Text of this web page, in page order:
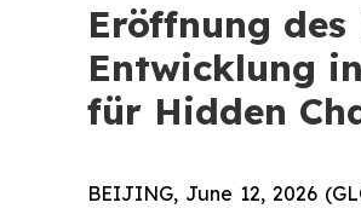
Eröffnung
Entwicklung
für Hidden
BEIJING, June 12, 2026